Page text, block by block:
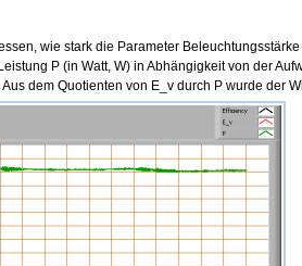
wie stark die Parameter
P (in Watt, W) in Abhängigkeit von der
dem Quotienten von E_v durch P wurde der